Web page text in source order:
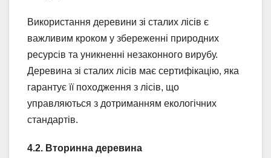
Використання деревини зі сталих лісів є
важливим кроком у збереженні природних
ресурсів та уникненні незаконного вирубу.
Деревина зі сталих лісів має сертифікацію, яка
гарантує її походження з лісів, що
управляються з дотриманням екологічних
стандартів.
4.2. Вторинна деревина